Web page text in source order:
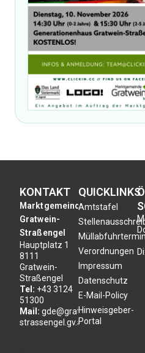
KONTAKT
Marktgemeinde
Gratwein-
Straßengel
Hauptplatz 1
8111
Gratwein-
Straßengel
Tel: +43 3124
51300
Mail: gde@gratwein-
strassengel.gv.at
QUICKLINKS
Amtstafel
Verordnungen
Impressum
Datenschutz
E-Mail-Policy
Hinweisgeber-
Portal
Di: